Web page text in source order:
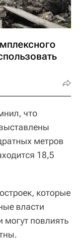
что
метров
18,5
которые
власти
могут повлиять